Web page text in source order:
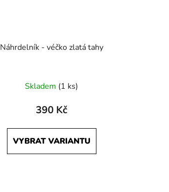
Náhrdelník - véčko zlatá tahy
Skladem (1 ks)
390 Kč
VYBRAT VARIANTU